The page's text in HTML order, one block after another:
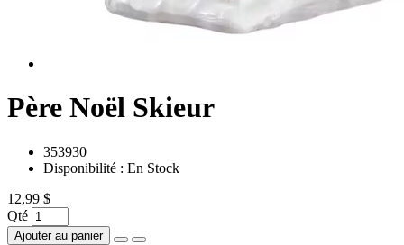
Père Noël Skieur
353930
Disponibilité : En Stock
12,99 $
Qté
Ajouter au panier